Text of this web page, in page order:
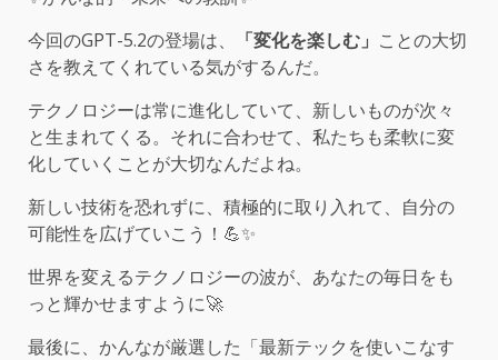
今回のGPT-5.2の登場は、
「変化を楽しむ」 ことの大切
さを教えてくれている気がするんだ。
テクノロジーは常に進化していて、新しいものが次々
と生まれてくる。それに合わせて、私たちも柔軟に変
化していくことが大切なんだよね。
新しい技術を恐れずに、積極的に取り入れて、自分の
可能性を広げていこう！💪✨
世界を変えるテクノロジーの波が、あなたの毎日をも
っと輝かせますように🚀
最後に、かんなが厳選した「最新テックを使いこなす